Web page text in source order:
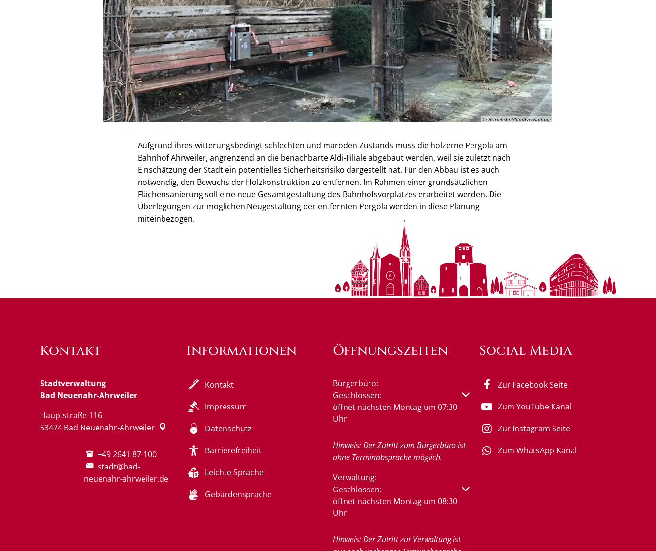
© Betriebshof/Stadtverwaltung
Aufgrund ihres witterungsbedingt schlechten und maroden Zustands muss die hölzerne Pergola am
Bahnhof Ahrweiler, angrenzend an die benachbarte Aldi-Filiale abgebaut werden, weil sie zuletzt nach
Einschätzung der Stadt ein potentielles Sicherheitsrisiko dargestellt hat. Für den Abbau ist es auch
notwendig, den Bewuchs der Holzkonstruktion zu entfernen. Im Rahmen einer grundsätzlichen
Flächensanierung soll eine neue Gesamtgestaltung des Bahnhofsvorplatzes erarbeitet werden. Die
Überlegungen zur möglichen Neugestaltung der entfernten Pergola werden in diese Planung
miteinbezogen.
Kontakt
Stadtverwaltung
Bad Neuenahr-Ahrweiler
Hauptstraße 116
53474 Bad Neuenahr-Ahrweiler
+49 2641 87-100
stadt@bad-
neuenahr-ahrweiler.de
Informationen
Kontakt
Impressum
Datenschutz
Barrierefreiheit
Leichte Sprache
Gebärdensprache
Öffnungszeiten
Bürgerbüro:
Klicken, um weitere Öffnungs- oder Schließzeiten auszublenden
Geschlossen:
öffnet nächsten Montag um 07:30
Uhr
Hinweis: Der Zutritt zum Bürgerbüro ist
ohne Terminabsprache möglich.
Verwaltung:
Klicken, um weitere Öffnungs- oder Schließzeiten auszublenden
Geschlossen:
öffnet nächsten Montag um 08:30
Uhr
Hinweis: Der Zutritt zur Verwaltung ist
Social Media
Zur Facebook Seite
Zum YouTube Kanal
Zur Instagram Seite
Zum WhatsApp Kanal